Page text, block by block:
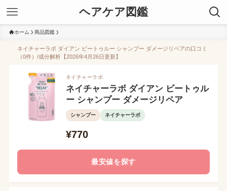
ヘアケア図鑑
ホーム 商品図鑑
ネイチャーラボ ダイアン ビートゥルー シャンプー ダメージリペアの口コミ
（0件）/成分解析【2026年4月26日更新】
ネイチャーラボ
ネイチャーラボ ダイアン ビートゥル
ー シャンプー ダメージリペア
シャンプー ネイチャーラボ
¥770
最安値を探す